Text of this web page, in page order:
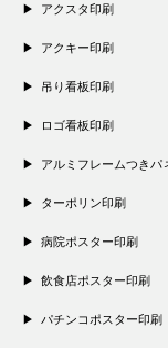
アクスタ印刷
アクキー印刷
吊り看板印刷
ロゴ看板印刷
アルミフレームつきパ
ターポリン印刷
病院ポスター印刷
飲食店ポスター印刷
パチンコポスター印刷